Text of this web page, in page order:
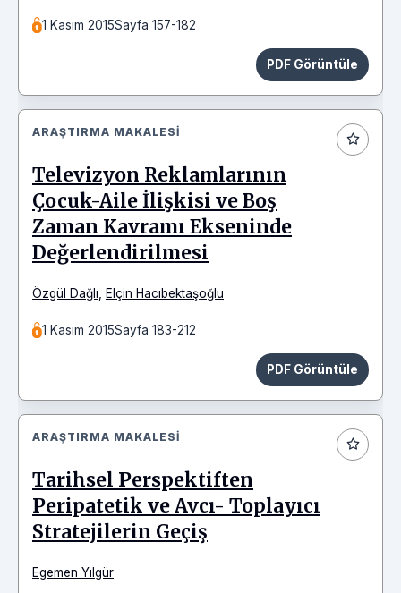
1 Kasım 2015Sayfa 157-182
PDF Görüntüle
ARAŞTIRMA MAKALESI
Televizyon Reklamlarının
Çocuk-Aile İlişkisi ve Boş
Zaman Kavramı Ekseninde
Değerlendirilmesi
Özgül Dağlı Elçin Hacıbektaşoğlu
1 Kasım 2015Sayfa 183-212
PDF Görüntüle
ARAŞTIRMA MAKALESI
Tarihsel Perspektiften
Peripatetik ve Avcı- Toplayıcı
Stratejilerin Geçiş
Egemen Yılgür